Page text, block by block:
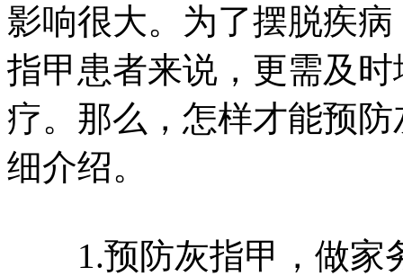
影响很大。为了摆脱疾
指甲患者来说，更需及
疗。那么，怎样才能预
细介绍。
1.预防灰指甲，做家